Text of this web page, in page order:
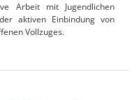
Arbeit mit Jugendlichen
aktiven Einbindung von
Vollzuges.